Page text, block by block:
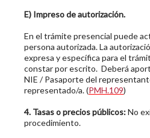
E) Impreso de autorización.
En el trámite presencial puede
persona autorizada. La
expresa y específica para el
constar por escrito. Deberá
NIE / Pasaporte del
representado/a. (PMH.109)
4. Tasas o precios públicos:No
procedimiento.